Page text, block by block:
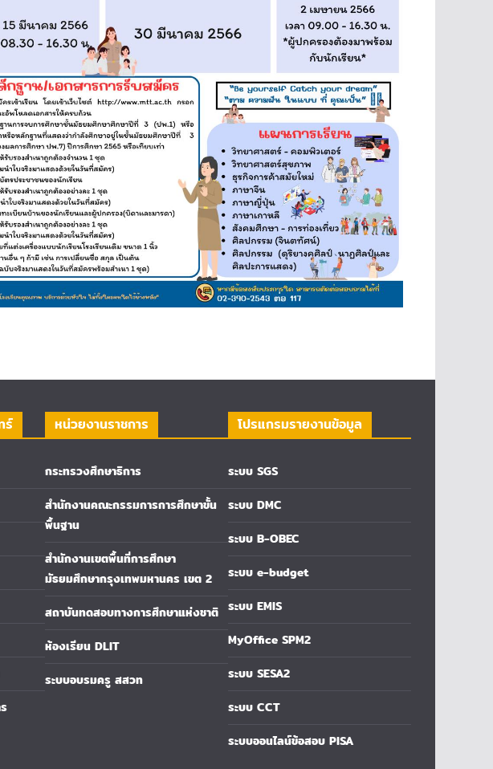
ร์ หน่วยงานราชการ
กระทรวงศึกษาธิการ
สำนักงานคณะกรรมการการศึกษาขั้น
พื้นฐาน
สำนักงานเขตพื้นที่การศึกษา
มัธยมศึกษากรุงเทพมหานคร เขต 2
สถาบันทดสอบทางการศึกษาแห่งชาติ
ห้องเรียน DLIT
ระบบอบรมครู สสวท
โปรแกรมรายงานข้อมูล
ระบบ SGS
ระบบ DMC
ระบบ B-OBEC
ระบบ e-budget
ระบบ EMIS
MyOffice SPM2
ระบบ SESA2
ระบบ CCT
ระบบออนไลน์ข้อสอบ PISA